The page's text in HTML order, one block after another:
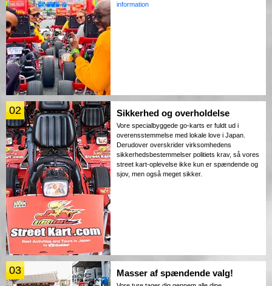
information
02 Sikkerhed og overholdelse
Vore specialbyggede go-karts er fuldt ud i
overensstemmelse med lokale love i Japan.
Derudover overskrider virksomhedens
sikkerhedsbestemmelser politiets krav, så vores
street kart-oplevelse ikke kun er spændende og
sjov, men også meget sikker.
03 Masser af spændende valg!